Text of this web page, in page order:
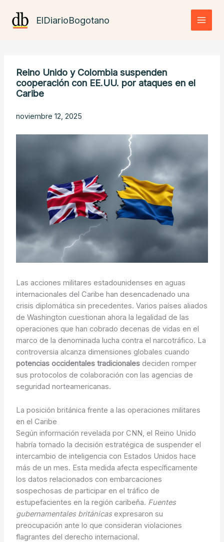
contenido
ElDiarioBogotano
Reino Unido y Colombia suspenden
cooperación con EE.UU. por ataques en el
Caribe
noviembre 12, 2025
Las acciones militares estadounidenses en aguas
internacionales del Caribe han desencadenado una
crisis diplomática sin precedentes. Varios países aliados
de Washington cuestionan ahora la legalidad de las
operaciones que han cobrado decenas de vidas en el
marco de la denominada lucha contra el narcotráfico. La
controversia alcanza dimensiones globales cuando
potencias occidentales tradicionalesdeciden romper
sus protocolos de colaboración con las agencias de
seguridad norteamericanas.
La posición británica frente a las operaciones militares
en el Caribe
Según información revelada por CNN, el Reino Unido
habría tomado la decisión estratégica de suspender el
intercambio de inteligencia con Estados Unidos hace
más de un mes. Esta medida afecta específicamente
los datos relacionados con embarcaciones
sospechosas de participar en el tráfico de
estupefacientes en la región caribeña. Fuentes
gubernamentales británicasexpresaron su
preocupación ante lo que consideran violaciones
flagrantes del derecho internacional.